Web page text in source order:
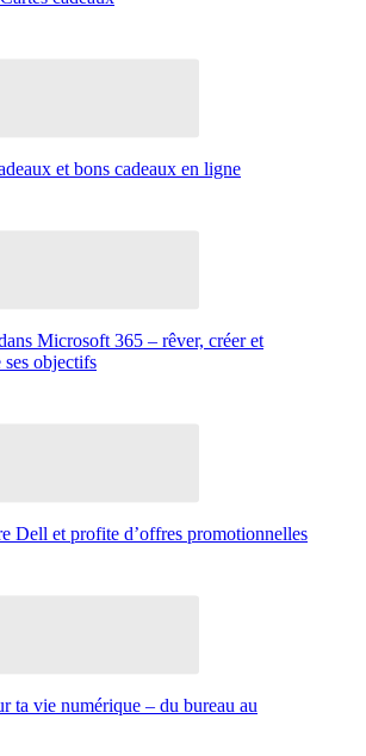
et bons cadeaux en ligne
Microsoft 365 – rêver, créer et
ses objectifs
Dell et profite d’offres promotionnelles
ta vie numérique – du bureau au